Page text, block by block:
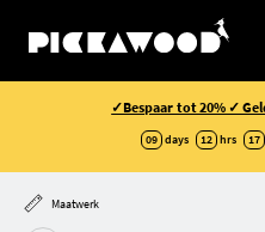
✓Bespaar tot 20% ✓
09 days 12 hrs 17
Maatwerk